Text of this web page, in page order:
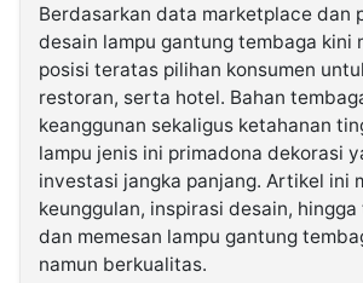
Kabarbaru.co
2026
Kabarbaru
Media
Holding
Berdasarkan data marketplace dan
desain lampu gantung tembaga kini
posisi teratas pilihan konsumen
restoran, serta hotel. Bahan
keanggunan sekaligus ketahanan
lampu jenis ini primadona dekorasi
investasi jangka panjang. Artikel ini
keunggulan, inspirasi desain,
dan memesan lampu gantung
namun berkualitas.